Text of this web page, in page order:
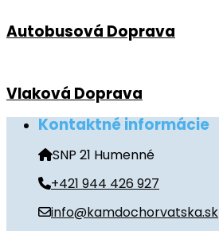
Autobusová Doprava
Vlaková Doprava
Kontaktné informácie
SNP 21 Humenné
+421 944 426 927
info@kamdochorvatska.sk